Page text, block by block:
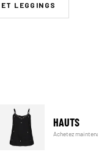
LEGGINGS
HAUTS
Achetez maintenant